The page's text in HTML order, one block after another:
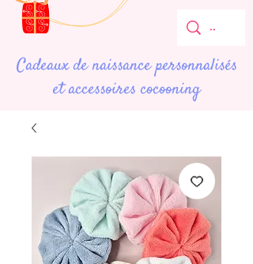
Cadeaux de naissance personnalisés
et accessoires cocooning